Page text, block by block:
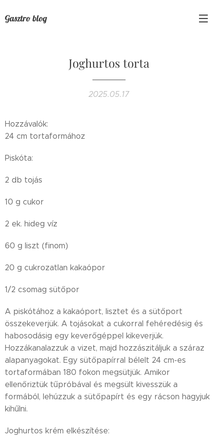
Gasztro blog
Joghurtos torta
2025.05.17
Hozzávalók:
24 cm tortaformához
Piskóta:
2 db tojás
10 g cukor
2 ek. hideg víz
60 g liszt (finom)
20 g cukrozatlan kakaópor
1/2 csomag sütőpor
A piskótához a kakaóport, lisztet és a sütőport
összekeverjük. A tojásokat a cukorral fehéredésig és
habosodásig egy keverőgéppel kikeverjük.
Hozzákanalazzuk a vizet, majd hozzászitáljuk a száraz
alapanyagokat. Egy sütőpapírral bélelt 24 cm-es
tortaformában 180 fokon megsütjük. Amikor
ellenőriztük tűpróbával és megsült kivesszük a
formából, lehúzzuk a sütőpapírt és egy rácson hagyjuk
kihűlni.
Joghurtos krém elkészítése: